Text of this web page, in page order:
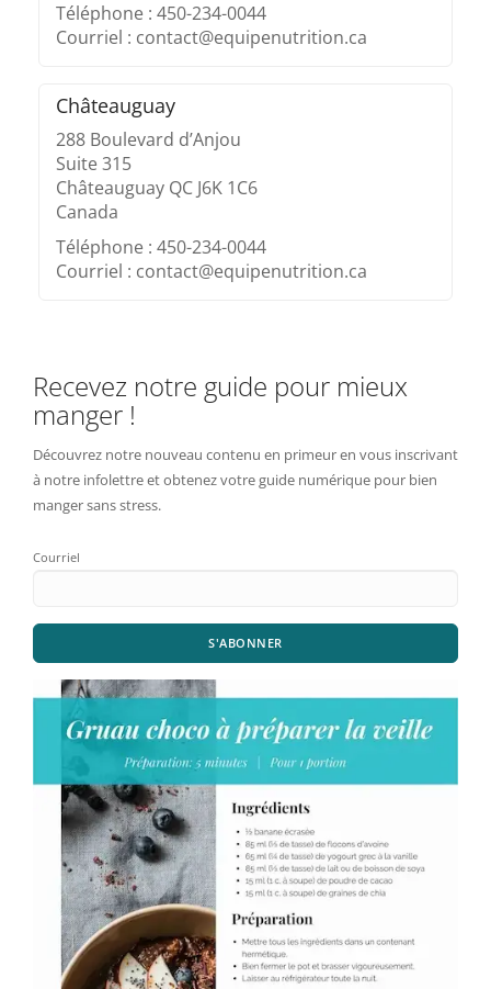
Téléphone : 450-234-0044
Courriel : contact@equipenutrition.ca
Châteauguay
288 Boulevard d’Anjou
Suite 315
Châteauguay QC J6K 1C6
Canada
Téléphone : 450-234-0044
Courriel : contact@equipenutrition.ca
Recevez notre guide pour mieux
manger !
Découvrez notre nouveau contenu en primeur en vous inscrivant
à notre infolettre et obtenez votre guide numérique pour bien
manger sans stress.
Courriel
S'ABONNER